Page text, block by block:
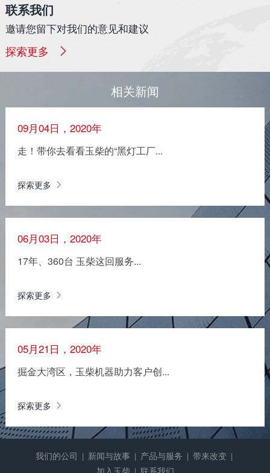
联系我们
邀请您留下对我们的意见和建议
探索更多
相关新闻
09月04日，2020年
走！带你去看看玉柴的“黑灯工厂...
探索更多
06月03日，2020年
17年、360台 玉柴这回服务...
探索更多
05月21日，2020年
掘金大湾区，玉柴机器助力客户创...
探索更多
我们的公司 | 新闻与故事 | 产品与服务 | 带来改变 |